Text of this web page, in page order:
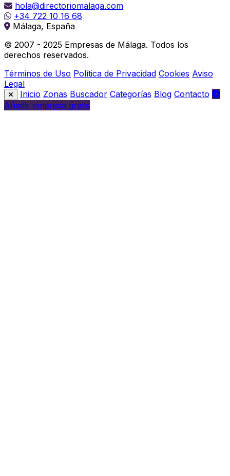
hola@directoriomalaga.com
+34 722 10 16 68
Málaga, España
© 2007 - 2025 Empresas de Málaga. Todos los
derechos reservados.
Términos de Uso Política de Privacidad Cookies Aviso
Legal
Inicio Zonas Buscador Categorías Blog Contacto
Añadir empresa gratis